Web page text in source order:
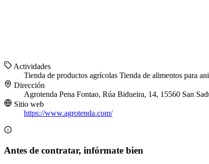
Actividades
Tienda de productos agrícolas Tienda de alimentos para
Dirección
Agrotenda Pena Fontao, Rúa Bidueira, 14, 15560 San
Sitio web
https://www.agrotenda.com/
Antes de contratar, infórmate bien